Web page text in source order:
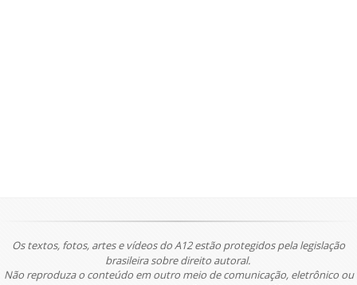
Os textos, fotos, artes e vídeos do A12 estão protegidos pela legislação
brasileira sobre direito autoral.
Não reproduza o conteúdo em outro meio de comunicação, eletrônico ou